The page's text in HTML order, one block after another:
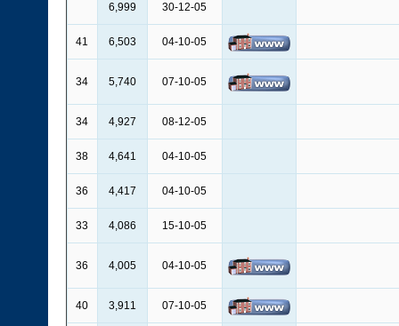
30-12-05
6,999
04-10-05
6,503
41
07-10-05
5,740
34
08-12-05
4,927
34
04-10-05
4,641
38
04-10-05
4,417
36
15-10-05
4,086
33
04-10-05
4,005
36
07-10-05
3,911
40